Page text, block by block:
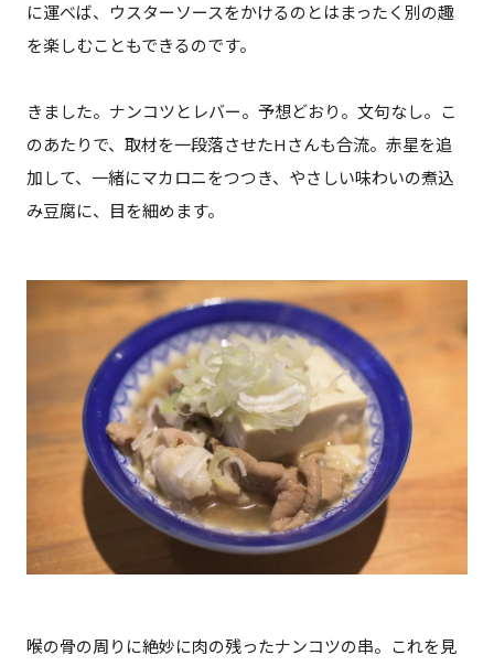
に運べば、ウスターソースをかけるのとはまったく別の趣
を楽しむこともできるのです。
きました。ナンコツとレバー。予想どおり。文句なし。こ
のあたりで、取材を一段落させたHさんも合流。赤星を追
加して、一緒にマカロニをつつき、やさしい味わいの煮込
み豆腐に、目を細めます。
喉の骨の周りに絶妙に肉の残ったナンコツの串。これを見